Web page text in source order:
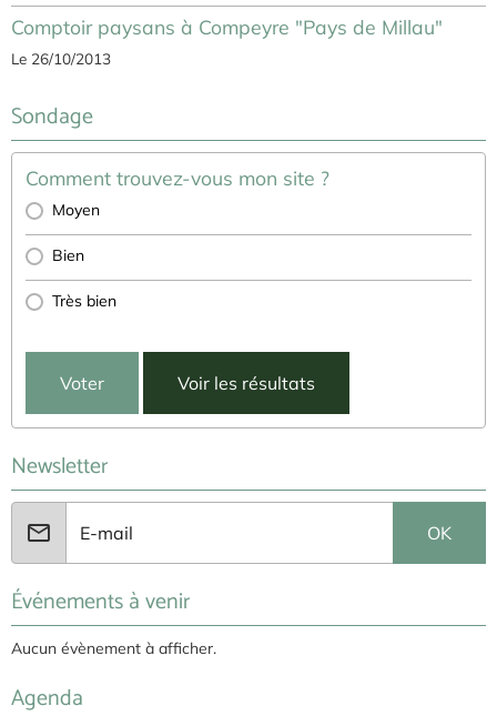
Comptoir paysans à Compeyre "Pays de Millau"
Le 26/10/2013
Sondage
Comment trouvez-vous mon site ?
Moyen
Bien
Très bien
Voter Voir les résultats
Newsletter
OK
Événements à venir
Aucun évènement à afficher.
Agenda